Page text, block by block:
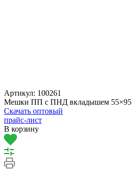
Артикул: 100261
Мешки ПП с ПНД вкладышем 55×95
Скачать оптовый
прайс-лист
В корзину